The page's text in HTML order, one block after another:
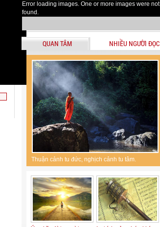
Error loading images. One or more images were not
found.
QUAN TÂM NHIỀU NGƯỜI ĐỌC
Thuận cảnh tu đức, nghịch cảnh tu tâm.